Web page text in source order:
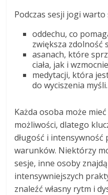
Podczas sesji jogi warto
oddechu, co
zwiększa zdolność
asanach, które
ciała, jak i
medytacji, która
do wyciszenia myśli.
Każda osoba może
możliwości, dlatego
długość i intensywność
warunków. Niektórzy
sesje, inne osoby
intensywniejszych
znaleźć własny rytm i